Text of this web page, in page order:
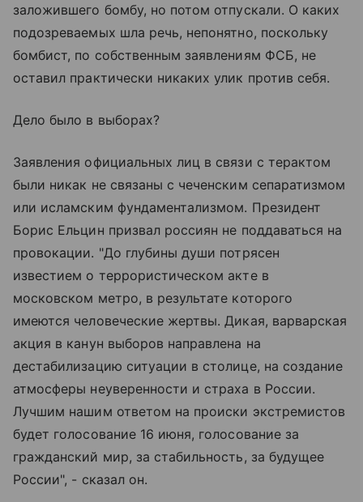
заложившего бомбу, но потом отпускали. О каких
подозреваемых шла речь, непонятно, поскольку
бомбист, по собственным заявлениям ФСБ, не
оставил практически никаких улик против себя.
Дело было в выборах?
Заявления официальных лиц в связи с терактом
были никак не связаны с чеченским сепаратизмом
или исламским фундаментализмом. Президент
Борис Ельцин призвал россиян не поддаваться на
провокации. "До глубины души потрясен
известием о террористическом акте в
московском метро, в результате которого
имеются человеческие жертвы. Дикая, варварская
акция в канун выборов направлена на
дестабилизацию ситуации в столице, на создание
атмосферы неуверенности и страха в России.
Лучшим нашим ответом на происки экстремистов
будет голосование 16 июня, голосование за
гражданский мир, за стабильность, за будущее
России", - сказал он.